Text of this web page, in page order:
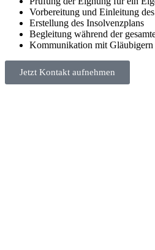
Vorbereitung und Einleitung
Erstellung des Insolvenzplans
Begleitung während der
Kommunikation mit Gläubigern
Jetzt Kontakt aufnehmen